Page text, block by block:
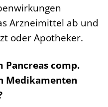
Arzneimittel ab und
oder Apotheker.
Pancreas comp.
Medikamenten